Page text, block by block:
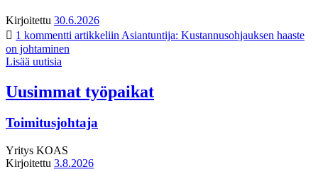
Kirjoitettu 30.6.2026
1 kommentti artikkeliin Asiantuntija: Kustannusohjauksen haaste
on johtaminen
Lisää uutisia
Uusimmat työpaikat
Toimitusjohtaja
Yritys KOAS
Kirjoitettu 3.8.2026